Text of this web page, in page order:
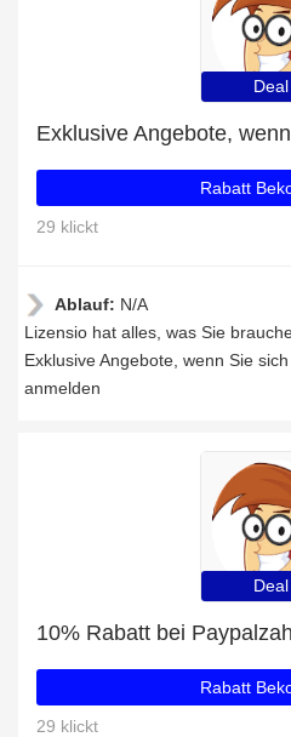
Deal
Rabatt
29 klickt
Ablauf: N/A
Lizensio hat alles, was Sie
Exklusive Angebote, wenn Sie
anmelden
Deal
10% Rabatt bei
Rabatt
29 klickt